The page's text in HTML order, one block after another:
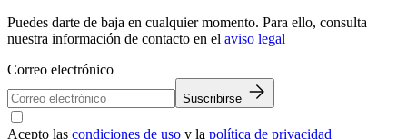
Puedes darte de baja en cualquier momento. Para ello, consulta
nuestra información de contacto en el aviso legal
Correo electrónico
Suscribirse
Acepto las condiciones de uso y la política de privacidad